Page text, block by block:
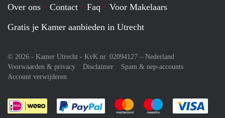
Over ons Contact Faq
Voor Makelaars
Gratis je Kamer aanbieden in Utrecht
© 2026 - Kamer Utrecht - KvK nr. 02094127 – Nederland
Voorwaarden & privacy
Disclaimer
Spam & nep-accounts
Account verwijderen
Je rekent gemakkelijk af met Paypal
Je rekent gemakkelijk af met
Je rekent